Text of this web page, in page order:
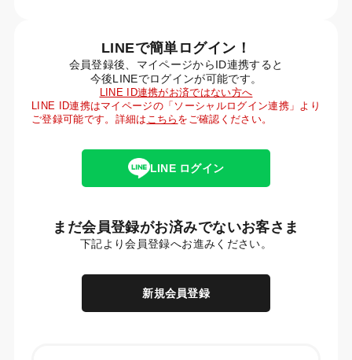
LINEで簡単ログイン！
会員登録後、マイページからID連携すると
今後LINEでログインが可能です。
LINE ID連携がお済ではない方へ
LINE ID連携はマイページの「ソーシャルログイン連携」より
ご登録可能です。詳細は こちら をご確認ください。
LINE ログイン
まだ会員登録がお済みでないお客さま
下記より会員登録へお進みください。
新規会員登録